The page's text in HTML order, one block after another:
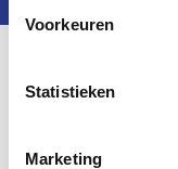
Voorkeuren
Statistieken
Marketing
naar